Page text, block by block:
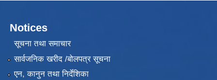
Notices
सूचना तथा समाचार
सार्वजनिक खरीद /बोलपत्र सूचना
एन, कानुन तथा निर्देशिका